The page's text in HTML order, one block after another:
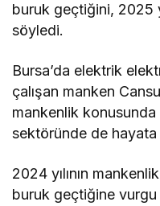
buruk geçtiğini, 2025
söyledi.
Bursa’da elektrik
çalışan manken
mankenlik
sektöründe de
2024 yılının
buruk geçtiğine